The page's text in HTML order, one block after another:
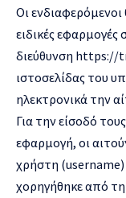
Οι
ειδικές εφαρμογές
διεύθυνση https://
ιστοσελίδας του
ηλεκτρονικά την
Για την είσοδό
εφαρμογή, οι
χρήστη (username)
χορηγήθηκε από